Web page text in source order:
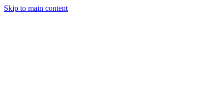
Skip to main content